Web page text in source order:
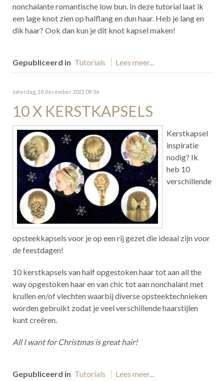
nonchalante romantische low bun. In deze tutorial laat ik
een lage knot zien op halflang en dun haar. Heb je lang en
dik haar? Ook dan kun je dit knot kapsel maken!
Gepubliceerd in Tutorials Lees meer...
zaterdag, 18 december 2021 09:56
10 X KERSTKAPSELS
Kerstkapsel
inspiratie
nodig? Ik
heb 10
verschillende
opsteekkapsels voor je op een rij gezet die ideaal zijn voor
de feestdagen!
10 kerstkapsels van half opgestoken haar tot aan all the
way opgestoken haar en van chic tot aan nonchalant met
krullen en/of vlechten waarbij diverse opsteektechnieken
worden gebruikt zodat je veel verschillende haarstijlen
kunt creëren.
All I want for Christmas is great hair!
Gepubliceerd in Tutorials Lees meer...